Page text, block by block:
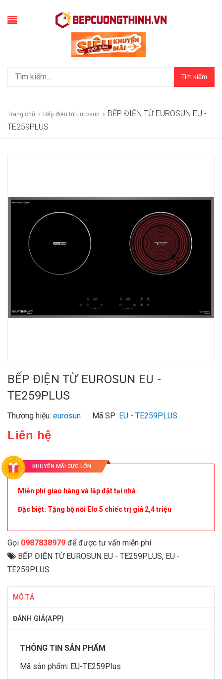
Tìm kiếm
Trang chủ Bếp điện từ Eurosun
BẾP ĐIỆN TỪ EUROSUN EU -
TE259PLUS
BẾP ĐIỆN TỪ EUROSUN EU -
TE259PLUS
Thương hiệu: eurosun Mã SP: EU - TE259PLUS
Liên hệ
KHUYẾN MÃI CỰC LỚN
Miễn phí giao hàng và lắp đặt tại nhà
Đặc biệt: Tặng bộ nồi Elo 5 chiếc trị giá 2,4 triệu
Gọi 0987838979 để được tư vấn miễn phí
BẾP ĐIỆN TỪ EUROSUN EU - TE259PLUS, EU -
TE259PLUS
MÔ TẢ
ĐÁNH GIÁ(APP)
THÔNG TIN SẢN PHẨM
Mã sản phẩm: EU-TE259Plus